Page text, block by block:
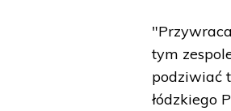
tym
podziwiać
łódzkiego